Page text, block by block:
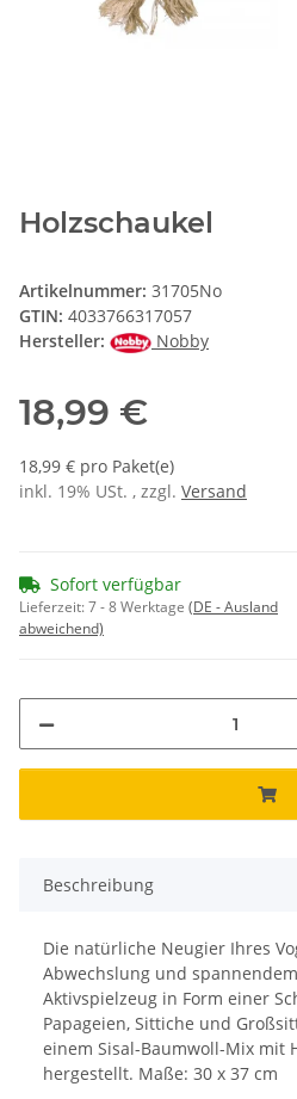
Holzschaukel
Artikelnummer: 31705No
GTIN: 4033766317057
Hersteller:
Nobby
18,99 €
18,99 € pro Paket(e)
inkl. 19% USt. , zzgl. Versand
Sofort verfügbar
Lieferzeit:7 - 8 Werktage (DE - Ausland
abweichend)
Beschreibung
Die natürliche Neugier Ihres
Abwechslung und
Aktivspielzeug in Form einer
Papageien, Sittiche und
einem Sisal-Baumwoll-Mix mit
hergestellt. Maße: 30 x 37 cm